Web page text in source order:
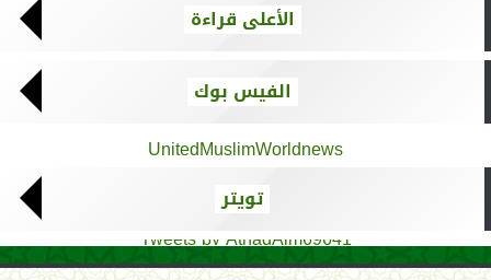
الأعلى قراءة
الفيس بوك
UnitedMuslimWorldnews
تويتر
Tweets by AthadAlm69641